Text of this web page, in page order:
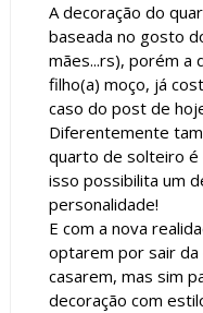
A decoração do
baseada no gosto
mães...rs), porém a
filho(a) moço, já
caso do post de
Diferentemente
quarto de solteiro é
isso possibilita um
personalidade!
E com a nova
optarem por sair da
casarem, mas sim
decoração com